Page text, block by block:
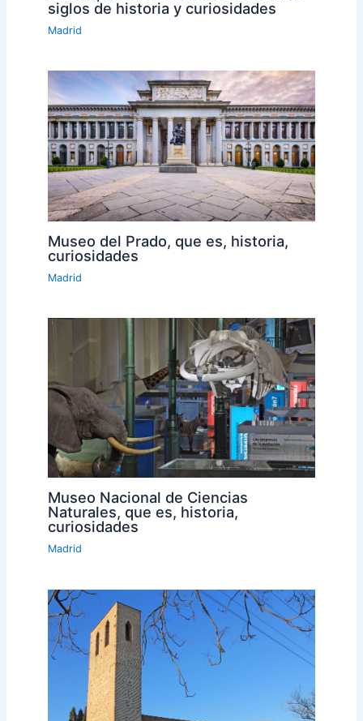
siglos de historia y curiosidades
Madrid
Museo del Prado, que es, historia,
curiosidades
Madrid
Museo Nacional de Ciencias
Naturales, que es, historia,
curiosidades
Madrid